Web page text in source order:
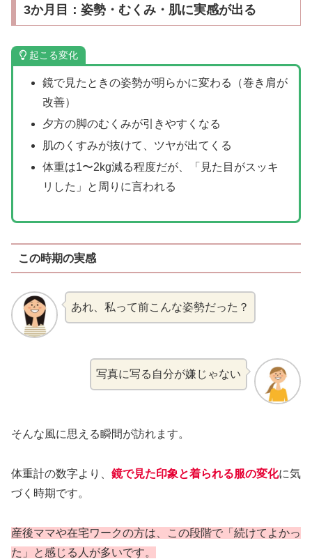
3か月目：姿勢・むくみ・肌に実感が出る
起こる変化
鏡で見たときの姿勢が明らかに変わる（巻き肩が
改善）
夕方の脚のむくみが引きやすくなる
肌のくすみが抜けて、ツヤが出てくる
体重は1〜2kg減る程度だが、「見た目がスッキ
リした」と周りに言われる
この時期の実感
あれ、私って前こんな姿勢だった？
写真に写る自分が嫌じゃない
そんな風に思える瞬間が訪れます。
体重計の数字より、 鏡で見た印象と着られる服の変化に気
づく時期です。
産後ママや在宅ワークの方は、この段階で「続けてよかっ
た」と感じる人が多いです。